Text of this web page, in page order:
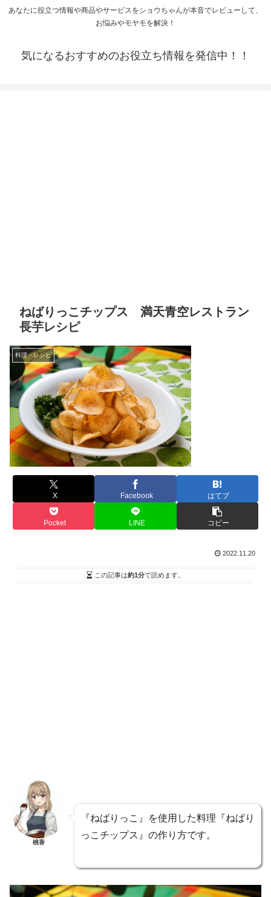
あなたに役立つ情報や商品やサービスをショウちゃんが本音でレビューして、
お悩みやモヤモを解決！
気になるおすすめのお役立ち情報を発信中！！
ねばりっこチップス 満天青空レストラン
長芋レシピ
料理・レシピ
X Facebook はてブ
Pocket LINE コピー
2022.11.20
この記事は約1分で読めます。
桃香
『ねばりっこ』を使用した料理『ねばり
っこチップス』の作り方です。